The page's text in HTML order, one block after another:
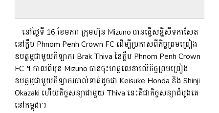
នៅថ្ងៃទី 16 ខែមករា ក្រុមហ៊ុន Mizuno បានធ្វើសន្និសីទកាសែត
នៅក្លឹប Phnom Penh Crown FC ដើម្បីប្រកាសពីកិច្ចព្រមព្រៀង
ឧបត្ថម្ភជាមួយកីឡាករ Brak Thiva នៃក្លឹប Phnom Penh Crown
FC ។ កាលពីមុន Mizuno បានចុះហត្ថលេខាលើកិច្ចព្រមព្រៀង
ឧបត្ថម្ភជាមួយកីឡាករបាល់ទាត់ដូចជា Keisuke Honda និង Shinji
Okazaki ហើយកិច្ចសន្យាជាមួយ Thiva នេះគឺជាកិច្ចសន្យាដំបូងគេ
នៅកម្ពុជា។